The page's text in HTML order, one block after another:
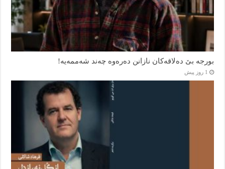
بورجە بێ دەلاقەکان نازانن دەرەوە چەند شەممەیە!
1 روز پیش